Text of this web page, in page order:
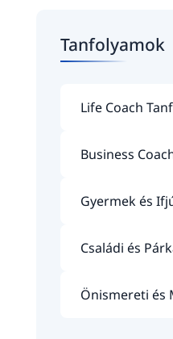
Tanfolyamok
Life Coach
Business
Gyermek és
Családi és
Önismereti és